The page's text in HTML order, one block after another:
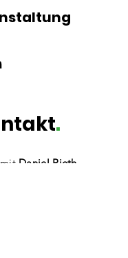
.
Daniel Rieth,